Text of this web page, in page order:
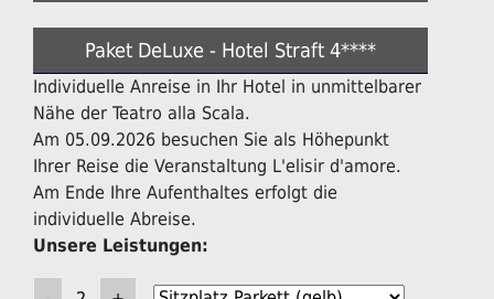
Paket DeLuxe - Hotel Straft 4****
Individuelle Anreise in Ihr Hotel in unmittelbarer
Nähe der Teatro alla Scala.
Am 05.09.2026 besuchen Sie als Höhepunkt
Ihrer Reise die Veranstaltung L'elisir d'amore.
Am Ende Ihre Aufenthaltes erfolgt die
individuelle Abreise.
Unsere Leistungen: